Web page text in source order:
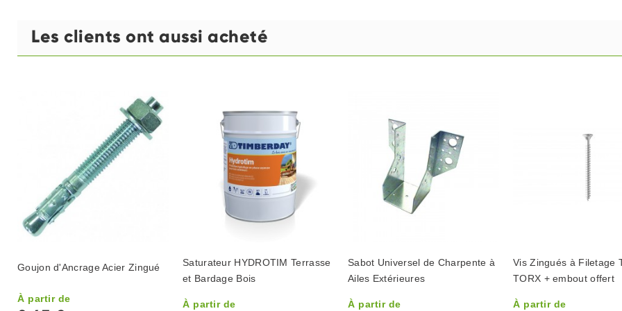
Les clients ont aussi acheté
Goujon d'Ancrage Acier Zingué
À partir de
Saturateur HYDROTIM Terrasse
et Bardage Bois
À partir de
Sabot Universel de Charpente à
Ailes Extérieures
À partir de
Vis Zingués à Filetage
TORX + embout offert
À partir de